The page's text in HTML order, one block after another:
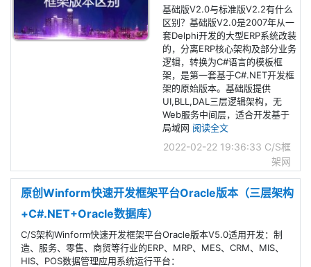
基础版V2.0与标准版V2.2有什么
区别？基础版V2.0是2007年从一
套Delphi开发的大型ERP系统改装
的，分离ERP核心架构及部分业务
逻辑，转换为C#语言的模板框
架，是第一套基于C#.NET开发框
架的原始版本。基础版提供
UI,BLL,DAL三层逻辑架构，无
Web服务中间层，适合开发基于
局域网 阅读全文
2022-02-22 19:36:33 C/S框
架网
原创Winform快速开发框架平台Oracle版本（三层架构
+C#.NET+Oracle数据库）
C/S架构Winform快速开发框架平台Oracle版本V5.0适用开发：制
造、服务、零售、商贸等行业的ERP、MRP、MES、CRM、MIS、
HIS、POS数据管理应用系统运行平台：